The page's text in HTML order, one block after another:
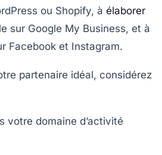
ou Shopify, à élaborer
sur Google My Business, et à
Facebook et Instagram.
partenaire idéal, considérez
votre domaine d’activité